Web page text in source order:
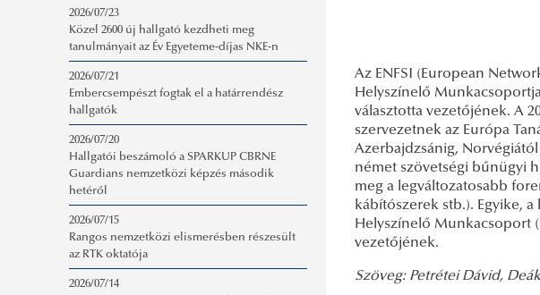
2026/07/23
Közel 2600 új hallgató kezdheti meg
tanulmányait az Év Egyeteme-díjas NKE-n
2026/07/21
Embercsempészt fogtak el a határrendész
hallgatók
2026/07/20
Hallgatói beszámoló a SPARKUP CBRNE
Guardians nemzetközi képzés második
hetéről
2026/07/15
Rangos nemzetközi elismerésben részesült
az RTK oktatója
2026/07/14
Az ENFSI (European
Helyszínelő
választotta vezetőjének. A
szervezetnek az Európa
Azerbajdzsánig,
német szövetségi bűnügyi
meg a legváltozatosabb
kábítószerek stb.). Egyike,
Helyszínelő Munkacsoport
vezetőjének.
Szöveg: Petrétei Dávid,